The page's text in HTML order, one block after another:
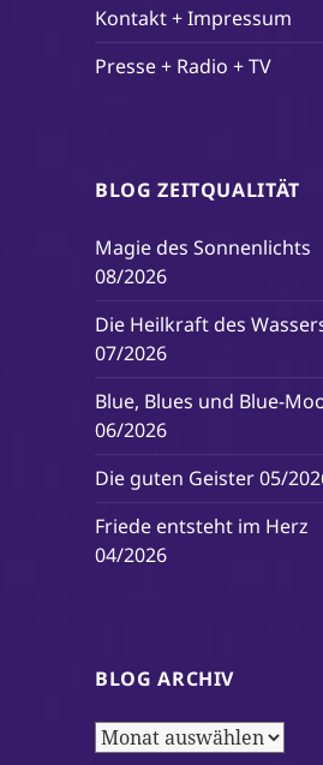
Kontakt + Impressum
Presse + Radio + TV
BLOG ZEITQUALITÄT
Magie des Sonnenlichts
08/2026
Die Heilkraft des
07/2026
Blue, Blues und Blue-
06/2026
Die guten Geister 05/
Friede entsteht im Herz
04/2026
BLOG ARCHIV
Blog